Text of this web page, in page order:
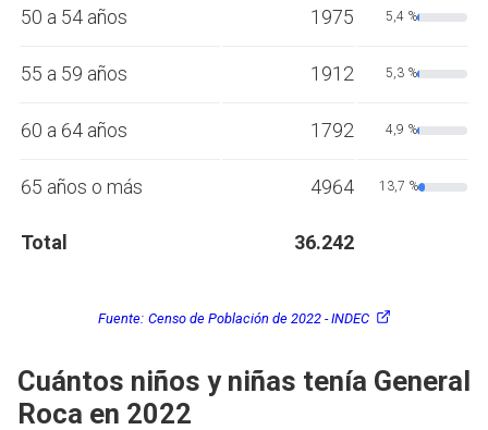
50 a 54 años 1975 5,4 %
55 a 59 años 1912 5,3 %
60 a 64 años 1792 4,9 %
65 años o más 4964 13,7 %
Total 36.242
Fuente: Censo de Población de 2022 - INDEC
Cuántos niños y niñas tenía General
Roca en 2022